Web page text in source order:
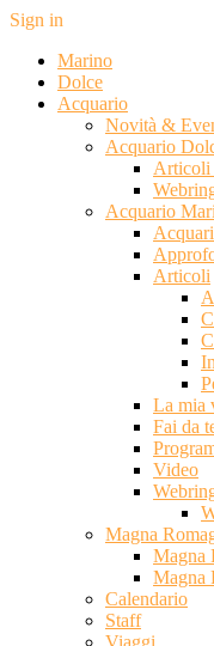
Sign in
Marino
Dolce
Acquario
Novità &
Acquario
Articoli
Acquario
Articoli
La mia
Fai da
Video
Magna
Magna
Magna
Calendario
Staff
Viaggi